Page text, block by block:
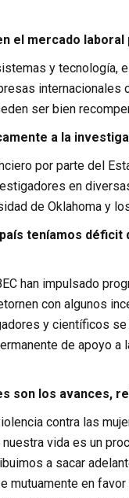
el mercado laboral
y tecnología,
internacionales
ser bien
a la
por parte del
en
de Oklahoma y
teníamos
han impulsado
con algunos
y científicos
de apoyo
son los avances,
contra las
vida es un
a sacar
en